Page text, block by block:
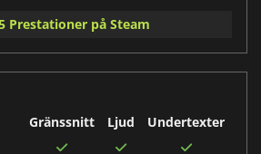
Prestationer på Steam
Gränssnitt
Ljud
Undertexter